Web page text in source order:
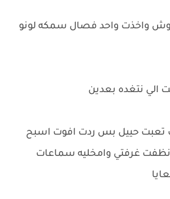
واخذت واحد فصال سمكه لونو
الي نتغده بعدين
تعبت حييل بس ردت افوت اسبح
غرفتي وامخليه سماعات